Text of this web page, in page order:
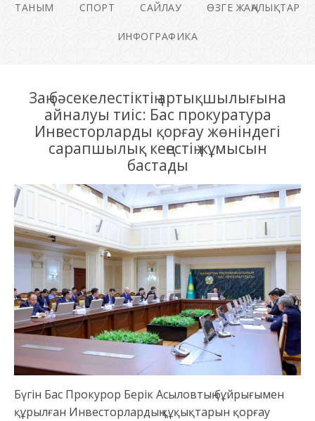
ТАНЫМ СПОРТ САЙЛАУ ӨЗГЕ ЖАҢАЛЫҚТАР
ИНФОГРАФИКА
Заң бәсекелестіктің артықшылығына
айналуы тиіс: Бас прокуратура
Инвесторларды қорғау жөніндегі
сарапшылық кеңестің жұмысын
бастады
Бүгін Бас Прокурор Берік Асыловтың бұйрығымен
құрылған Инвесторлардың құқықтарын қорғау